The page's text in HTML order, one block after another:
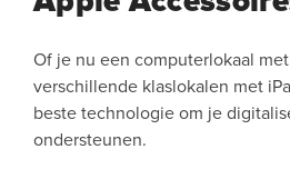
Of je nu een computerlokaal
verschillende klaslokalen met
beste technologie om je
ondersteunen.